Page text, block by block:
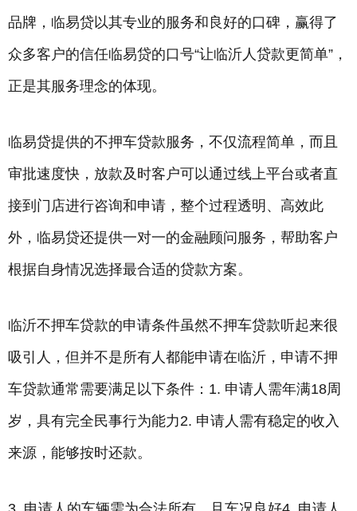
品牌，临易贷以其专业的服务和良好的口碑，赢得了
众多客户的信任临易贷的口号“让临沂人贷款更简单”，
正是其服务理念的体现。
临易贷提供的不押车贷款服务，不仅流程简单，而且
审批速度快，放款及时客户可以通过线上平台或者直
接到门店进行咨询和申请，整个过程透明、高效此
外，临易贷还提供一对一的金融顾问服务，帮助客户
根据自身情况选择最合适的贷款方案。
临沂不押车贷款的申请条件虽然不押车贷款听起来很
吸引人，但并不是所有人都能申请在临沂，申请不押
车贷款通常需要满足以下条件：1. 申请人需年满18周
岁，具有完全民事行为能力2. 申请人需有稳定的收入
来源，能够按时还款。